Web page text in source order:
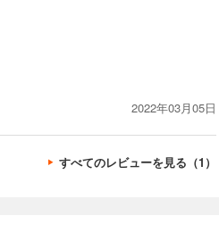
2022年03月05日
すべてのレビューを見る（1）